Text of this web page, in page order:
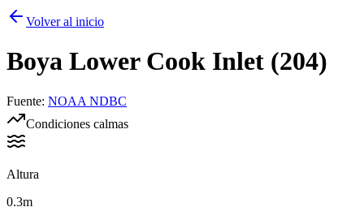
Volver al inicio
Boya Lower Cook Inlet (204)
Fuente: NOAA NDBC
Condiciones calmas
Altura
0.3m